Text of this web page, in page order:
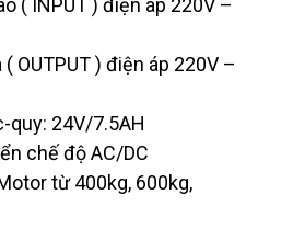
( INPUT ) điện áp 220V –
OUTPUT ) điện áp 220V –
quy: 24V/7.5AH
chế độ AC/DC
từ 400kg, 600kg,